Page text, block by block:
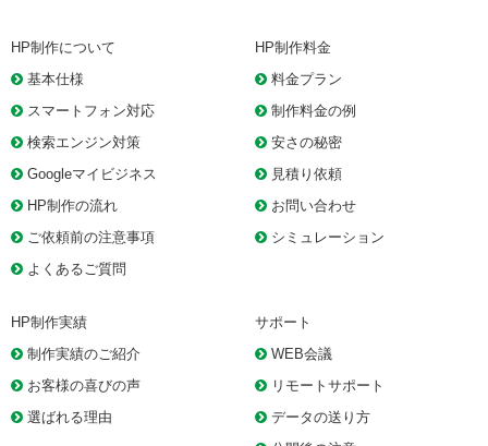
HP制作について
基本仕様
スマートフォン対応
検索エンジン対策
Googleマイビジネス
HP制作の流れ
ご依頼前の注意事項
よくあるご質問
HP制作料金
料金プラン
制作料金の例
安さの秘密
見積り依頼
お問い合わせ
シミュレーション
HP制作実績
制作実績のご紹介
お客様の喜びの声
選ばれる理由
サポート
WEB会議
リモートサポート
データの送り方